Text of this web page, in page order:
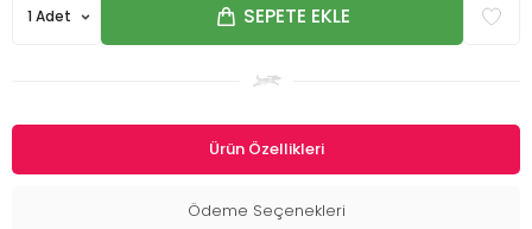
SEPETE EKLE
Ürün Özellikleri
Ödeme Seçenekleri